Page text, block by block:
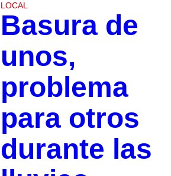
LOCAL
Basura de
unos,
problema
para otros
durante las